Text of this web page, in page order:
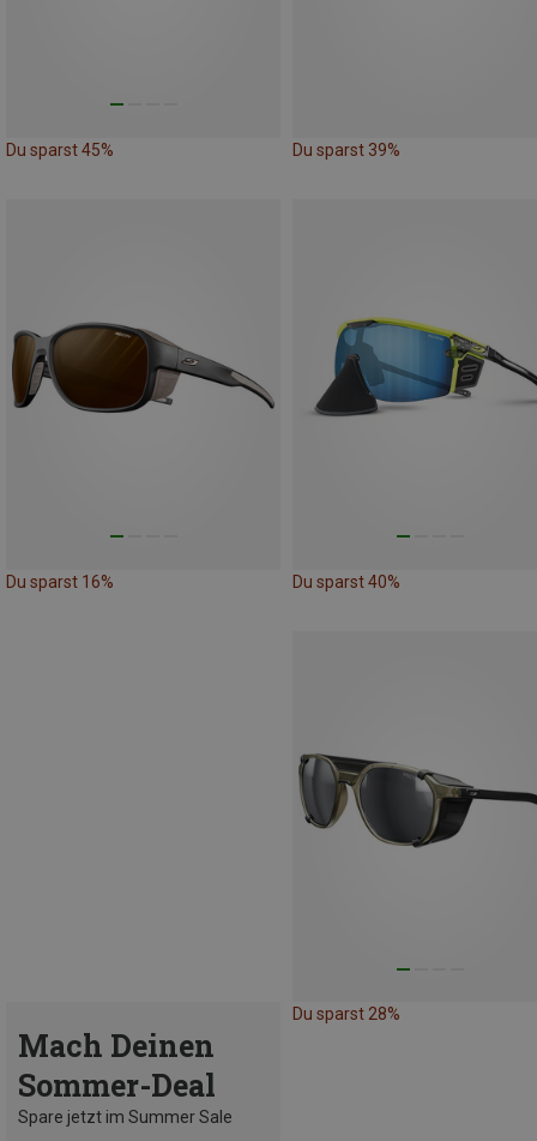
Du sparst 45% Du sparst 39%
Du sparst 16% Du sparst 40%
Mach Deinen
Sommer-Deal
Spare jetzt im Summer Sale
Du sparst 28%